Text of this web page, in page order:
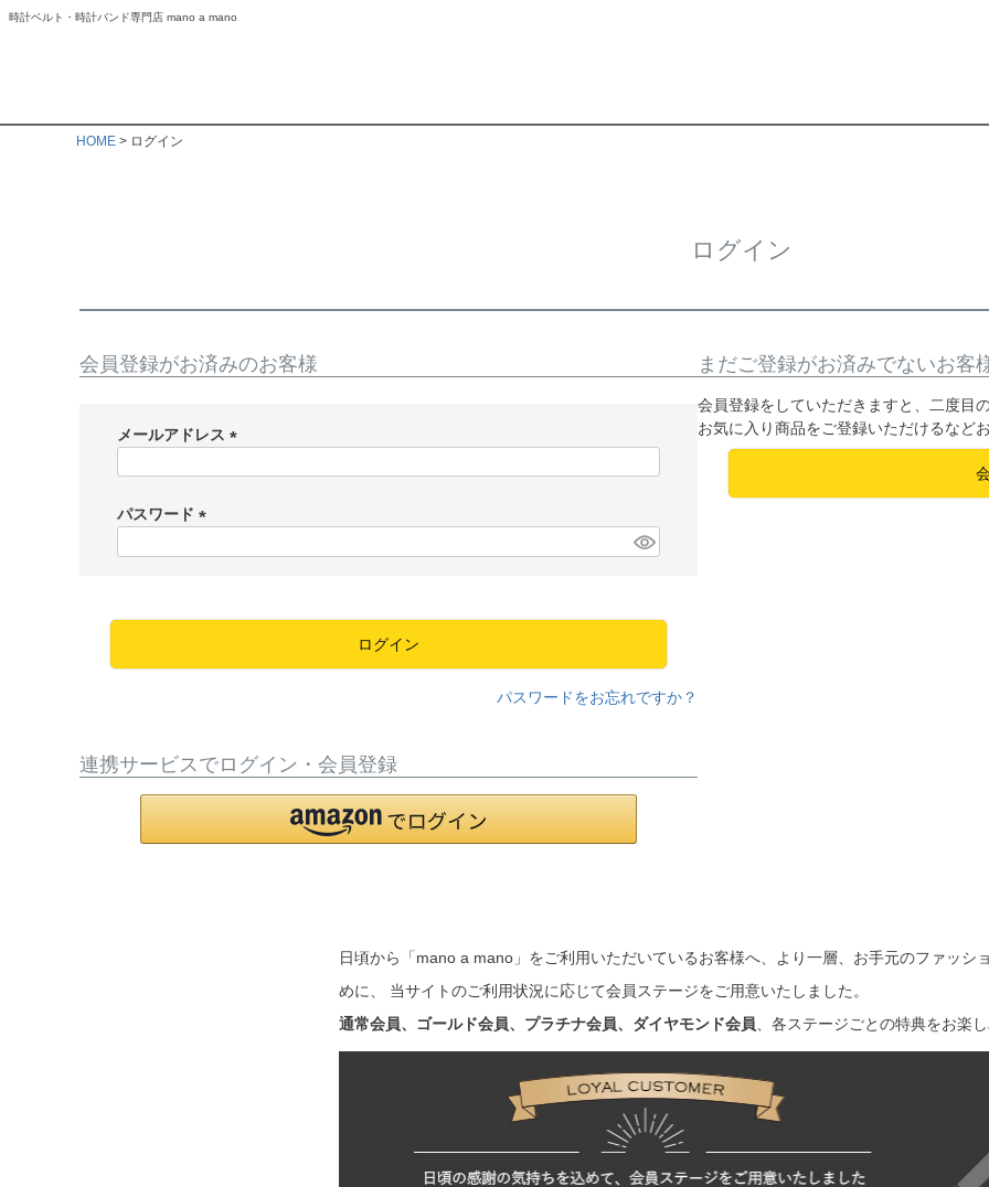
時計ベルト・時計バンド専門店 mano a mano
HOME ログイン
ログイン
会員登録がお済みのお客様
メールアドレス
)
パスワード
ログイン
パスワードをお忘れですか？
連携サービスでログイン・会員登録
まだご登録がお済みでないお客
会員登録をしていただきますと、二度目
お気に入り商品をご登録いただけるなど
日頃から「mano a mano」をご利用いただいているお客様へ、より一層、お手元のファッシ
めに、 当サイトのご利用状況に応じて会員ステージをご用意いたしました。
通常会員、ゴールド会員、プラチナ会員、ダイヤモンド会員、各ステージごとの特典をお楽し